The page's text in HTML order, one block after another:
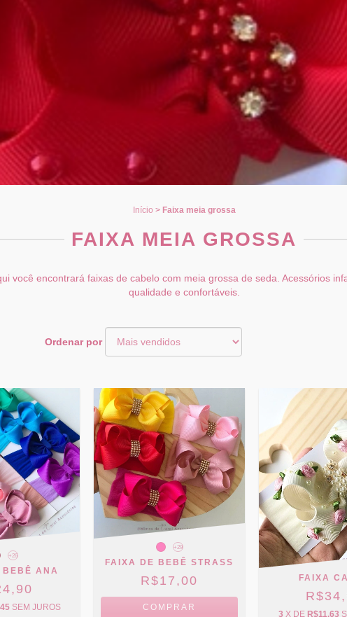
Início > Faixa meia grossa
FAIXA MEIA GROSSA
você encontrará faixas de cabelo com meia grossa de seda. Acessórios
qualidade e confortáveis.
Ordenar por
+26
BEBÊ ANA
SEM JUROS
+29
FAIXA DE BEBÊ STRASS
R$17,00
COMPRAR
FAIXA
3 X DE R$11,63